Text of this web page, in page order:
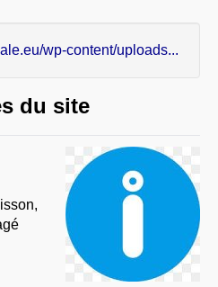
wp-content/uploads...
du site